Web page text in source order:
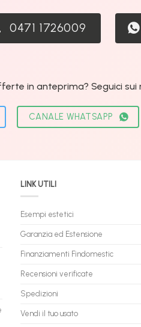
0471 1726009
in anteprima? Seguici sui
CANALE WHATSAPP
LINK UTILI
Esempi estetici
Garanzia ed Estensione
Finanziamenti Findomestic
Recensioni verificate
Spedizioni
Vendi il tuo usato